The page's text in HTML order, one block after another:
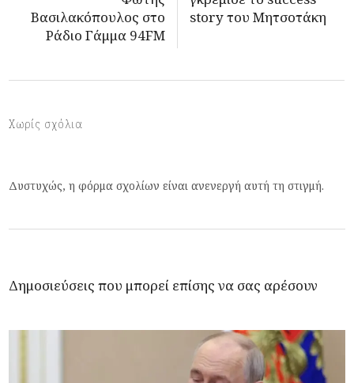
Βασιλακόπουλος στο
Ράδιο Γάμμα 94FM
story του Μητσοτάκη
Χωρίς σχόλια
Δυστυχώς, η φόρμα σχολίων είναι ανενεργή αυτή τη στιγμή.
Δημοσιεύσεις που μπορεί επίσης να σας αρέσουν